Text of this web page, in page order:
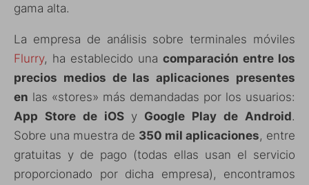
gama alta.
La empresa de análisis sobre terminales móviles
Flurry, ha establecido una comparación entre los
precios medios de las aplicaciones presentes
en las «stores» más demandadas por los usuarios:
App Store de iOS y Google Play de Android.
Sobre una muestra de 350 mil aplicaciones, entre
gratuitas y de pago (todas ellas usan el servicio
proporcionado por dicha empresa), encontramos